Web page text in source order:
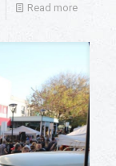
Read more